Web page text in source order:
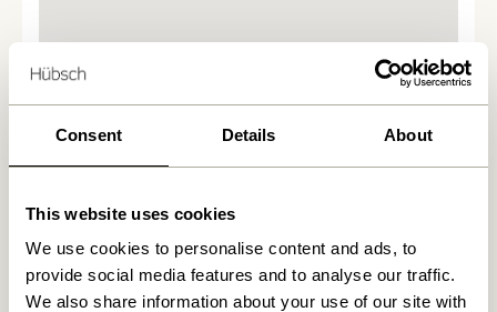
Consent Details About
This website uses cookies
We use cookies to personalise content and ads, to
provide social media features and to analyse our traffic.
We also share information about your use of our site with
Vi fandt1butikker
Bazar no 2
Algade 11, 4500 Nykøbing Sjælland, Danmark